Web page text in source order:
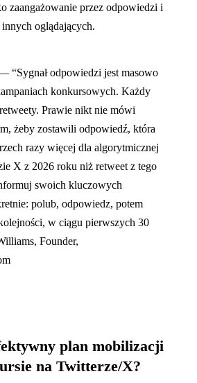
zaangażowanie przez odpowiedzi i
oglądających.
“Sygnał odpowiedzi jest masowo
konkursowych. Każdy
Prawie nikt nie mówi
żeby zostawili odpowiedź, która
razy więcej dla algorytmicznej
X z 2026 roku niż retweet z tego
swoich kluczowych
polub, odpowiedz, potem
w ciągu pierwszych 30
Founder,
plan mobilizacji
na Twitterze/X?